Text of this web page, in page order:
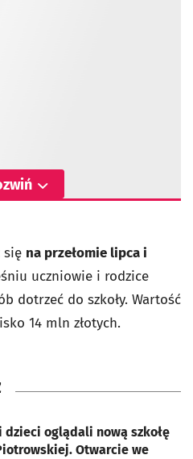
się na przełomie lipca i
uczniowie i rodzice
dotrzeć do szkoły. Wartość
14 mln złotych.
dzieci oglądali nową szkołę
Otwarcie we